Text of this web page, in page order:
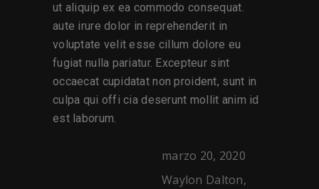
ut aliquip ex ea commodo consequat.
aute irure dolor in reprehenderit in
voluptate velit esse cillum dolore eu
fugiat nulla pariatur. Excepteur sint
occaecat cupidatat non proident, sunt in
culpa qui offi cia deserunt mollit anim id
est laborum.
marzo 20, 2020
Waylon Dalton,